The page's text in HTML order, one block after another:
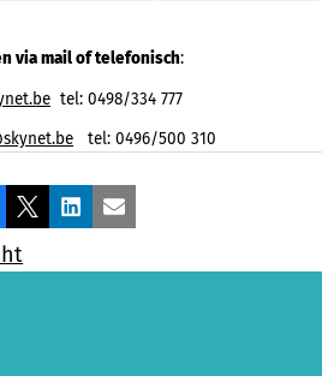
via mail of telefonisch:
tel: 0498/334 777
tel: 0496/500 310
X LinkedInE-mail